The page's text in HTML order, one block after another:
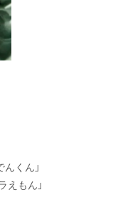
くん」
えもん」